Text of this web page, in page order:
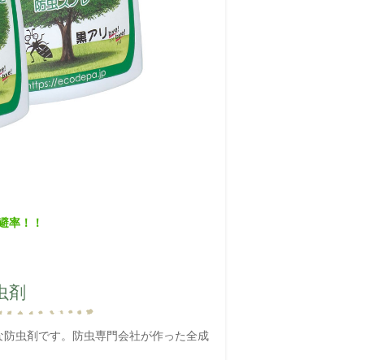
率！！
剤
虫剤です。防虫専門会社が作った全成